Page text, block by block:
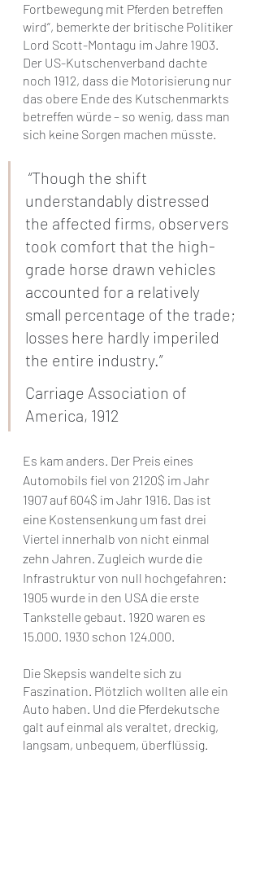
Fortbewegung mit Pferden betreffen
wird“, bemerkte der britische Politiker
Lord Scott-Montagu im Jahre 1903.
Der US-Kutschenverband dachte
noch 1912, dass die Motorisierung nur
das obere Ende des Kutschenmarkts
betreffen würde – so wenig, dass man
sich keine Sorgen machen müsste.
understandably distressed
the affected firms, observers
took comfort that the high-
grade horse drawn vehicles
accounted for a relatively
small percentage of the trade;
losses here hardly imperiled
the entire industry.”
Carriage Association of
America, 1912
Es kam anders. Der Preis eines
Automobils fiel von 2120$ im Jahr
1907 auf 604$ im Jahr 1916. Das ist
eine Kostensenkung um fast drei
Viertel innerhalb von nicht einmal
zehn Jahren. Zugleich wurde die
Infrastruktur von null hochgefahren:
1905 wurde in den USA die erste
Tankstelle gebaut. 1920 waren es
15.000. 1930 schon 124.000.
Die Skepsis wandelte sich zu
Faszination. Plötzlich wollten alle ein
Auto haben. Und die Pferdekutsche
galt auf einmal als veraltet, dreckig,
langsam, unbequem, überflüssig.